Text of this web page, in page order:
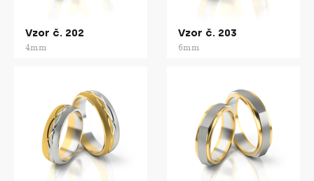
Vzor č. 202
4mm
Vzor č. 203
6mm